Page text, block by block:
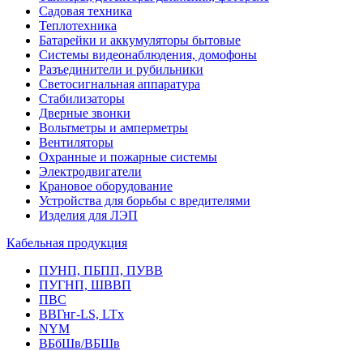
Садовая техника
Теплотехника
Батарейки и аккумуляторы бытовые
Системы видеонаблюдения, домофоны
Разъединители и рубильники
Светосигнальная аппаратура
Стабилизаторы
Дверные звонки
Вольтметры и амперметры
Вентиляторы
Охранные и пожарные системы
Электродвигатели
Крановое оборудование
Устройства для борьбы с вредителями
Изделия для ЛЭП
Кабельная продукция
ПУНП, ПБПП, ПУВВ
ПУГНП, ШВВП
ПВС
ВВГнг-LS, LTx
NYM
ВБбШв/ВБШв